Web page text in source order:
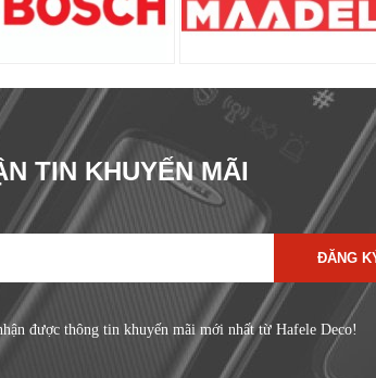
TIN KHUYẾN MÃI
ĐĂNG
được thông tin khuyến mãi mới nhất từ Hafele Deco!